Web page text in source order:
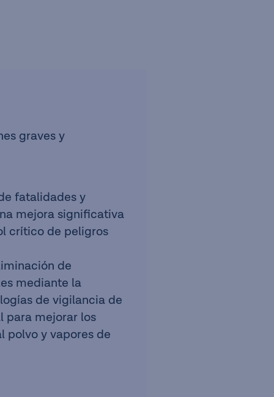
graves y
fatalidades y
mejora significativa
crítico de peligros
de
mediante la
de vigilancia de
para mejorar los
polvo y vapores de